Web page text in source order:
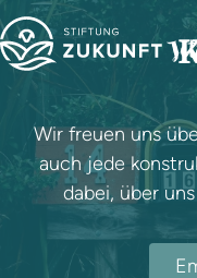
Wir freuen uns
auch jede
dabei, über